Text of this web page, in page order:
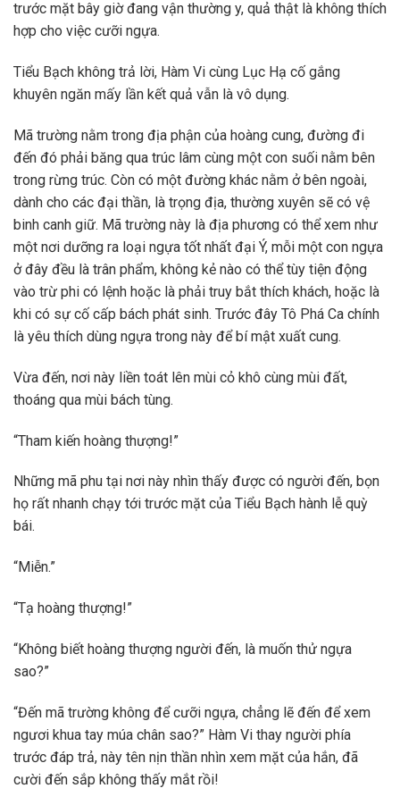
trước mặt bây giờ đang vận thường y, quả thật là không thích
hợp cho việc cưỡi ngựa.
Tiểu Bạch không trả lời, Hàm Vi cùng Lục Hạ cố gắng
khuyên ngăn mấy lần kết quả vẫn là vô dụng.
Mã trường nằm trong địa phận của hoàng cung, đường đi
đến đó phải băng qua trúc lâm cùng một con suối nằm bên
trong rừng trúc. Còn có một đường khác nằm ở bên ngoài,
dành cho các đại thần, là trọng địa, thường xuyên sẽ có vệ
binh canh giữ. Mã trường này là địa phương có thể xem như
một nơi dưỡng ra loại ngựa tốt nhất đại Ý, mỗi một con ngựa
ở đây đều là trân phẩm, không kẻ nào có thể tùy tiện động
vào trừ phi có lệnh hoặc là phải truy bắt thích khách, hoặc là
khi có sự cố cấp bách phát sinh. Trước đây Tô Phá Ca chính
là yêu thích dùng ngựa trong này để bí mật xuất cung.
Vừa đến, nơi này liền toát lên mùi cỏ khô cùng mùi đất,
thoáng qua mùi bách tùng.
“Tham kiến hoàng thượng!”
Những mã phu tại nơi này nhìn thấy được có người đến, bọn
họ rất nhanh chạy tới trước mặt của Tiểu Bạch hành lễ quỳ
bái.
“Miễn.”
“Tạ hoàng thượng!”
“Không biết hoàng thượng người đến, là muốn thử ngựa
sao?”
“Đến mã trường không để cưỡi ngựa, chẳng lẽ đến để xem
ngươi khua tay múa chân sao?” Hàm Vi thay người phía
trước đáp trả, này tên nịn thần nhìn xem mặt của hắn, đã
cười đến sắp không thấy mắt rồi!